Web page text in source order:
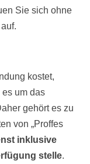
Sie sich ohne
kostet,
um das
gehört es zu
von „Proffes
inklusive
stelle.